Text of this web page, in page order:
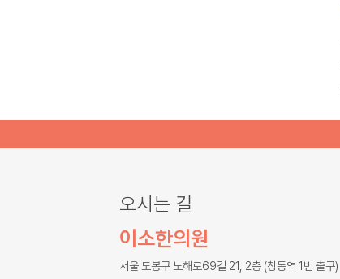
오시는 길
이소한의원
서울 도봉구 노해로69길 21, 2층 (창동역 1번 출구)